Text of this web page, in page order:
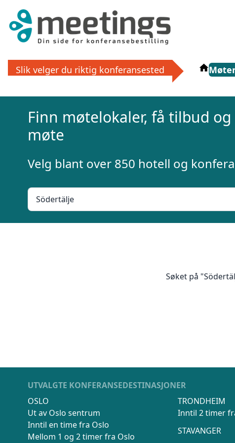
Slik velger du riktig konferansested
Finn møtelokaler, få tilbud
møte
Velg blant over 850 hotell og
Søket på
UTVALGTE KONFERANSEDESTINASJONER
OSLO
Ut av Oslo sentrum
Inntil en time fra Oslo
Mellom 1 og 2 timer fra Oslo
TRONDHEIM
Inntil 2 timer
STAVANGER
La ekspertene finne det
Vi innhenter